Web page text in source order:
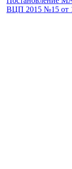
ВЦП 2015 №15 от